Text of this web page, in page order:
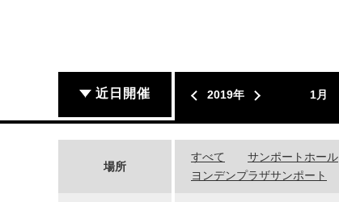
近日開催 2019年 1月
場所
すべて サンポートホール
ヨンデンプラザサンポート